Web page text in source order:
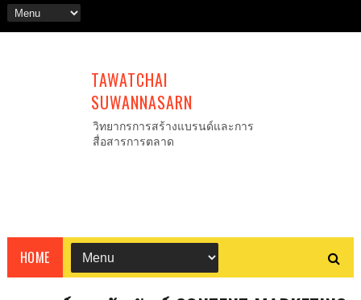
TAWATCHAI
SUWANNASARN
วิทยากรการสร้างแบรนด์และการ
สื่อสารการตลาด
HOME